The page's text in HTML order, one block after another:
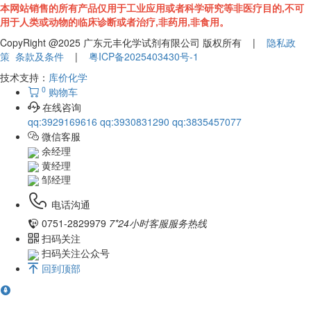
本网站销售的所有产品仅用于工业应用或者科学研究等非医疗目的,不可
用于人类或动物的临床诊断或者治疗,非药用,非食用。
CopyRight @2025 广东元丰化学试剂有限公司 版权所有 | 隐私政
策 条款及条件 | 粤ICP备2025403430号-1
技术支持： 库价化学
0 购物车
在线咨询
qq:3929169616 qq:3930831290 qq:3835457077
微信客服
余经理
黄经理
邹经理
电话沟通
0751-2829979 7*24小时客服服务热线
扫码关注
扫码关注公众号
回到顶部